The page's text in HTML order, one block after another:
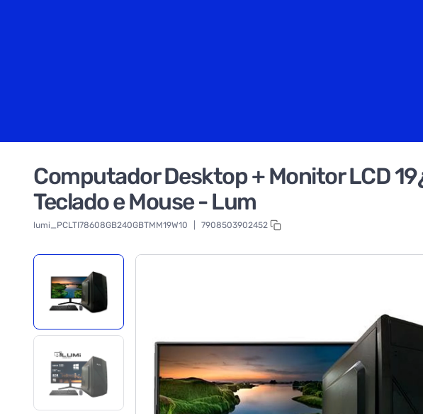
Computador Desktop + Monitor LCD
Teclado e Mouse - Lum
lumi_PCLTI78608GB240GBTMM19W10 7908503902452